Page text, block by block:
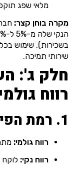
מלאי שפג
מקרה בוחן קצר:
בשכירות), שימוש
שירותי תמיכה.
חלק ג':
רווח
1. רמת הפירוט
רווח גולמי:
רווח נקי: